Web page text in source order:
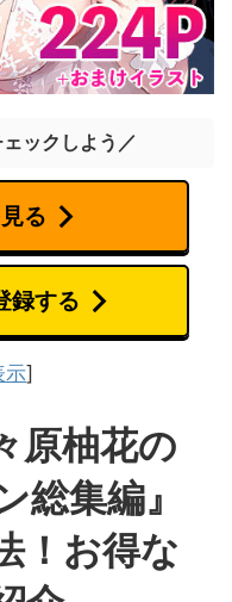
ックしよう／
る
録する
示]
原柚花の
総集編』
！お得な